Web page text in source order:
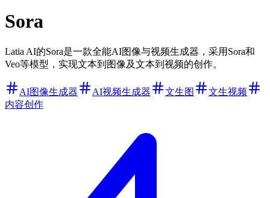
Sora
Latia AI的Sora是一款全能AI图像与视频生成器，采用Sora和
Veo等模型，实现文本到图像及文本到视频的创作。
AI图像生成器 AI视频生成器 文生图
文生视频
内容创作